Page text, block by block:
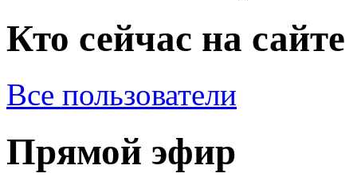
Кто сейчас на сайте
Все пользователи
Прямой эфир